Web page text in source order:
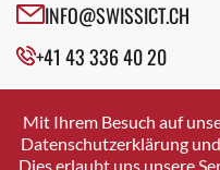
Crissier
Davos Platz
Dierikon
Dietikon
INFO@SWISSICT.CH
+41 43 336 40 20
SWISSICT
VULKANSTRASSE 120
8048 ZURICH
Mit Ihrem Besuch auf
Datenschutzerklärung
Dies erlaubt uns unsere